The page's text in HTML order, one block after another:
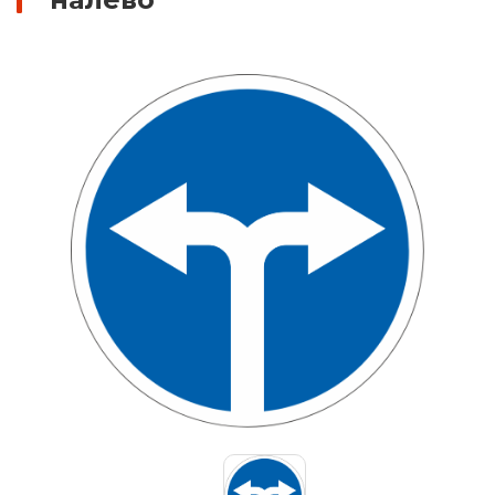
Светодиодные дорожные знаки
Дорожные знаки с внутренней подсветкой
Заградительные светодиодные знаки
Передвижные заградительные знаки
Опоры дорожных знаков (Стойки)
Крепления для дорожных знаков (Хомуты)
Переносные опоры
Светодиодные знаки на солнечной